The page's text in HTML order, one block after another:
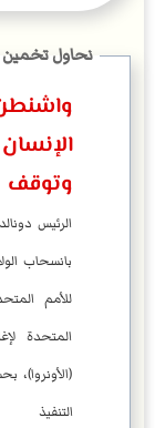
الإنسان
وتوقف
الرئيس
بانسحاب
للأمم
المتحدة
التنفيذ